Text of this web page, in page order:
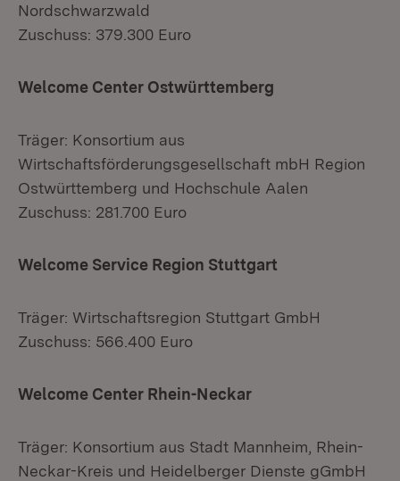
Nordschwarzwald
Zuschuss: 379.300 Euro
Welcome Center Ostwürttemberg
Träger: Konsortium aus
Wirtschaftsförderungsgesellschaft mbH Region
Ostwürttemberg und Hochschule Aalen
Zuschuss: 281.700 Euro
Welcome Service Region Stuttgart
Träger: Wirtschaftsregion Stuttgart GmbH
Zuschuss: 566.400 Euro
Welcome Center Rhein-Neckar
Träger: Konsortium aus Stadt Mannheim, Rhein-
Neckar-Kreis und Heidelberger Dienste gGmbH